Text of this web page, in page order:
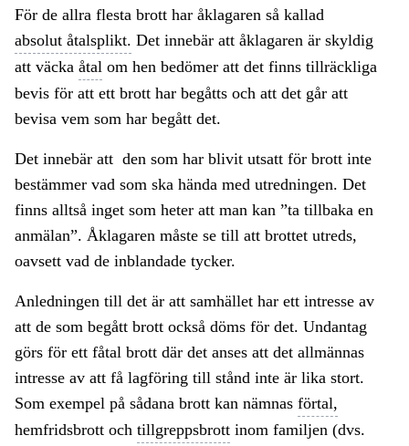
För de allra flesta brott har åklagaren så kallad
absolut åtalsplikt. Det innebär att åklagaren är skyldig
att väcka åtal om hen bedömer att det finns tillräckliga
bevis för att ett brott har begåtts och att det går att
bevisa vem som har begått det.
Det innebär att den som har blivit utsatt för brott inte
bestämmer vad som ska hända med utredningen. Det
finns alltså inget som heter att man kan ”ta tillbaka en
anmälan”. Åklagaren måste se till att brottet utreds,
oavsett vad de inblandade tycker.
Anledningen till det är att samhället har ett intresse av
att de som begått brott också döms för det. Undantag
görs för ett fåtal brott där det anses att det allmännas
intresse av att få lagföring till stånd inte är lika stort.
Som exempel på sådana brott kan nämnas förtal,
hemfridsbrott och tillgreppsbrott inom familjen (dvs.